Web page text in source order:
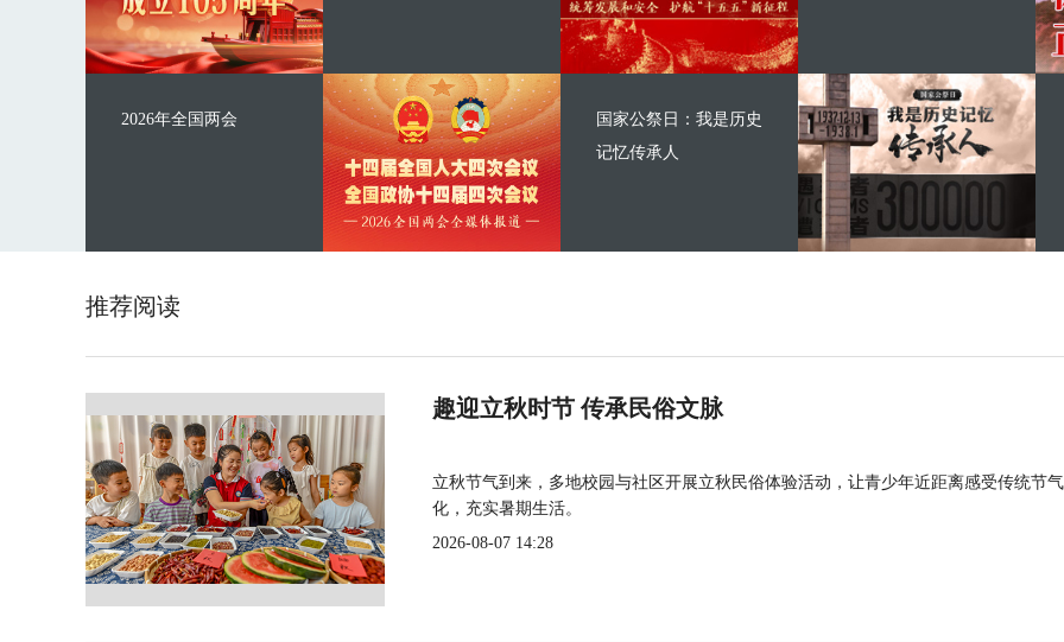
2026年全国两会
国家公祭日：我是历史
记忆传承人
推荐阅读
趣迎立秋时节 传承民俗文脉
立秋节气到来，多地校园与社区开展立秋民俗体验活动，让青少年近距离感受传统节
化，充实暑期生活。
2026-08-07 14:28